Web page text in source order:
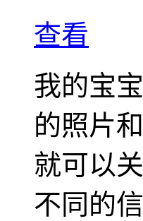
查看
我的宝
的照片
就可以
不同的